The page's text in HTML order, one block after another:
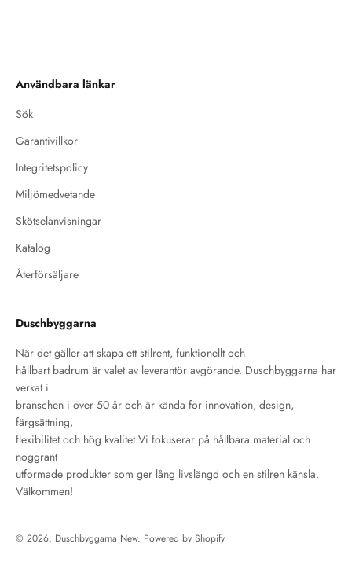
Användbara länkar
Sök
Garantivillkor
Integritetspolicy
Miljömedvetande
Skötselanvisningar
Katalog
Återförsäljare
Duschbyggarna
När det gäller att skapa ett stilrent, funktionellt och
hållbart badrum är valet av leverantör avgörande. Duschbyggarna har
verkat i
branschen i över 50 år och är kända för innovation, design,
färgsättning,
flexibilitet och hög kvalitet.Vi fokuserar på hållbara material och
noggrant
utformade produkter som ger lång livslängd och en stilren känsla.
Välkommen!
© 2026, Duschbyggarna New. Powered by Shopify